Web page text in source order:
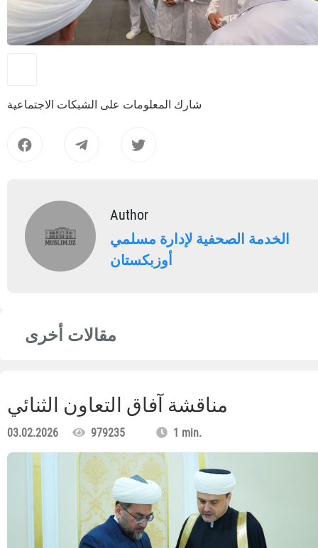
شارك المعلومات على الشبكات الاجتماعية
Author
الخدمة الصحفية لإدارة مسلمي
أوزبكستان
مقالات أخرى
مناقشة آفاق التعاون الثنائي
03.02.2026 979235 1 min.